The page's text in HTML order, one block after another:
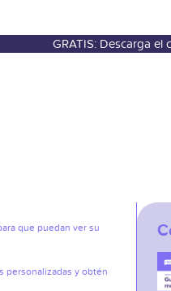
GRATIS: Descarga
que puedan ver su
personalizadas y obtén